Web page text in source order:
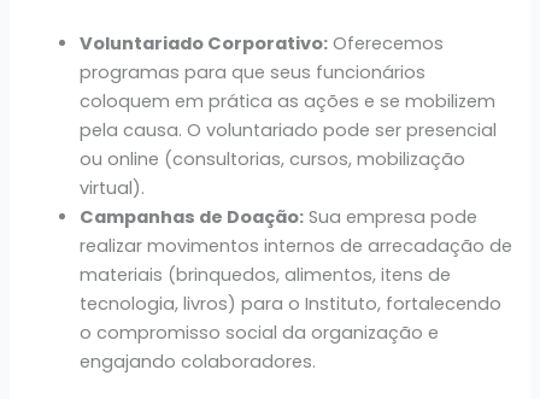
Voluntariado Corporativo: Oferecemos
programas para que seus funcionários
coloquem em prática as ações e se mobilizem
pela causa. O voluntariado pode ser presencial
ou online (consultorias, cursos, mobilização
virtual).
Campanhas de Doação: Sua empresa pode
realizar movimentos internos de arrecadação de
materiais (brinquedos, alimentos, itens de
tecnologia, livros) para o Instituto, fortalecendo
o compromisso social da organização e
engajando colaboradores.